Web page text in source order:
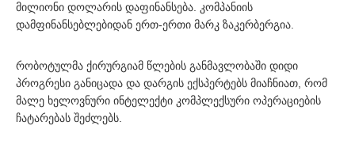
მილიონი დოლარის დაფინანსება. კომპანიის
დამფინანსებლებიდან ერთ-ერთი მარკ ზაკერბერგია.
რობოტულმა ქირურგიამ წლების განმავლობაში დიდი
პროგრესი განიცადა და დარგის ექსპერტებს მიაჩნიათ, რომ
მალე ხელოვნური ინტელექტი კომპლექსური ოპერაციების
ჩატარებას შეძლებს.